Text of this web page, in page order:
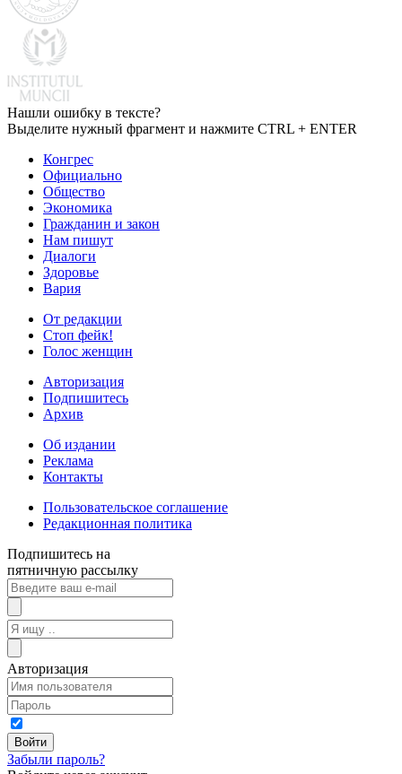
Нашли ошибку в тексте?
Выделите нужный фрагмент и нажмите CTRL + ENTER
Конгрес
Официально
Общество
Экономика
Гражданин и закон
Нам пишут
Диалоги
Здоровье
Вария
От редакции
Стоп фейк!
Голос женщин
Авторизация
Подпишитесь
Архив
Об издании
Реклама
Контакты
Пользовательское соглашение
Редакционная политика
Подпишитесь на
пятничную рассылку
Авторизация
Забыли пароль?